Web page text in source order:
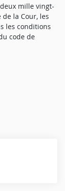
mille vingt-
la Cour, les
les conditions
code de